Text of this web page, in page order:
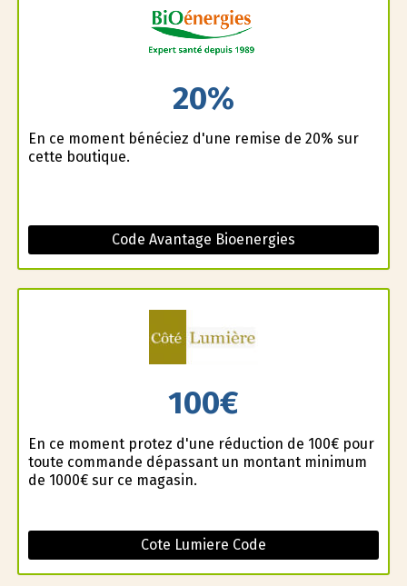
20%
En ce moment bénéficiez d'une remise de 20% sur
cette boutique.
Code Avantage Bioenergies
100€
En ce moment profitez d'une réduction de 100€ pour
toute commande dépassant un montant minimum
de 1000€ sur ce magasin.
Cote Lumiere Code